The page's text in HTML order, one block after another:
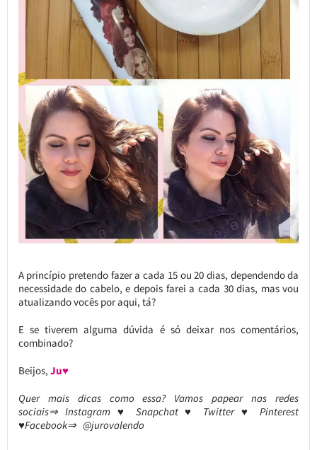
A princípio pretendo fazer a cada 15 ou 20 dias, dependendo da
necessidade do cabelo, e depois farei a cada 30 dias, mas vou
atualizando vocês por aqui, tá?
E se tiverem alguma dúvida é só deixar nos comentários,
combinado?
Beijos, Ju♥
Quer mais dicas como essa? Vamos papear nas redes
sociais⇒ Instagram ♥ Snapchat ♥ Twitter ♥ Pinterest
♥Facebook⇒ @jurovalendo